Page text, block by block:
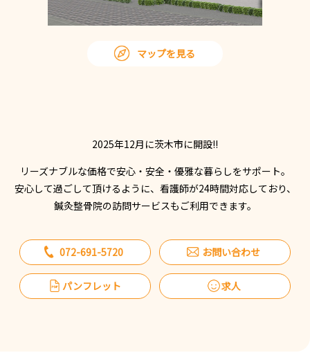
マップを見る
2025年12月に茨木市に開設!!
リーズナブルな価格で安心・安全・優雅な暮らしをサポート。
安心して過ごして頂けるように、看護師が24時間対応しており、
鍼灸整骨院の訪問サービスもご利用できます。
072-691-5720 お問い合わせ
パンフレット 求人